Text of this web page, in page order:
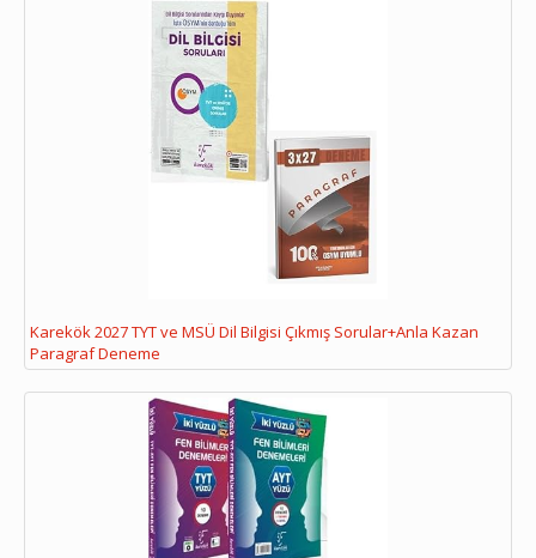
Karekök 2027 TYT ve MSÜ Dil Bilgisi Çıkmış Sorular+Anla Kazan
Paragraf Deneme